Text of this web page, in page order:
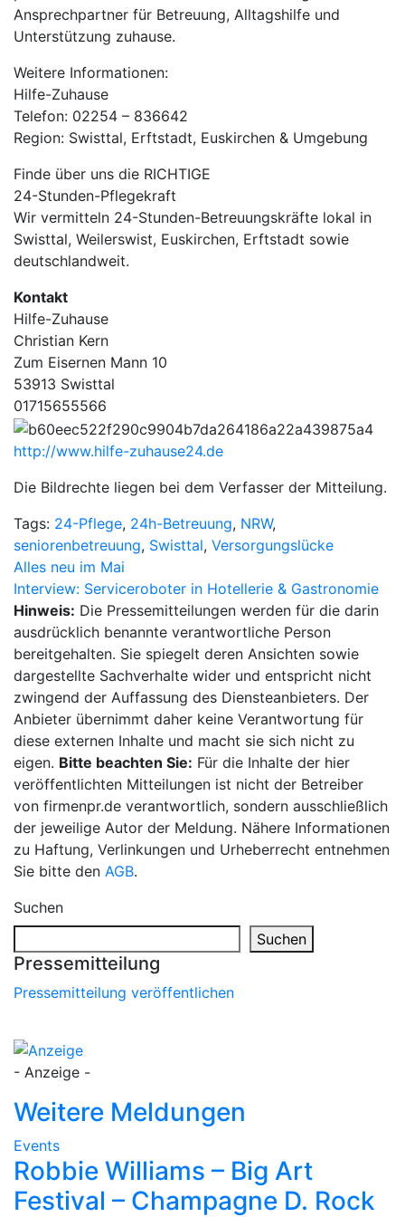
Ansprechpartner für Betreuung, Alltagshilfe und
Unterstützung zuhause.
Weitere Informationen:
Hilfe-Zuhause
Telefon: 02254 – 836642
Region: Swisttal, Erftstadt, Euskirchen & Umgebung
Finde über uns die RICHTIGE
24-Stunden-Pflegekraft
Wir vermitteln 24-Stunden-Betreuungskräfte lokal in
Swisttal, Weilerswist, Euskirchen, Erftstadt sowie
deutschlandweit.
Kontakt
Hilfe-Zuhause
Christian Kern
Zum Eisernen Mann 10
53913 Swisttal
01715655566
http://www.hilfe-zuhause24.de
Die Bildrechte liegen bei dem Verfasser der Mitteilung.
Tags: 24-Pflege, 24h-Betreuung, NRW,
seniorenbetreuung, Swisttal, Versorgungslücke
Beitragsnavigation
Alles neu im Mai
Interview: Serviceroboter in Hotellerie & Gastronomie
Hinweis: Die Pressemitteilungen werden für die darin
ausdrücklich benannte verantwortliche Person
bereitgehalten. Sie spiegelt deren Ansichten sowie
dargestellte Sachverhalte wider und entspricht nicht
zwingend der Auffassung des Diensteanbieters. Der
Anbieter übernimmt daher keine Verantwortung für
diese externen Inhalte und macht sie sich nicht zu
eigen. Bitte beachten Sie: Für die Inhalte der hier
veröffentlichten Mitteilungen ist nicht der Betreiber
von firmenpr.de verantwortlich, sondern ausschließlich
der jeweilige Autor der Meldung. Nähere Informationen
zu Haftung, Verlinkungen und Urheberrecht entnehmen
Sie bitte den AGB.
Suchen
Suchen
Pressemitteilung
Pressemitteilung veröffentlichen
- Anzeige -
Weitere Meldungen
Events
Robbie Williams – Big Art
Festival – Champagne D. Rock